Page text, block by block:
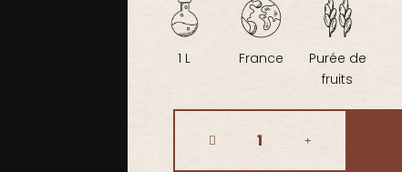
1 L France
Purée de
fruits